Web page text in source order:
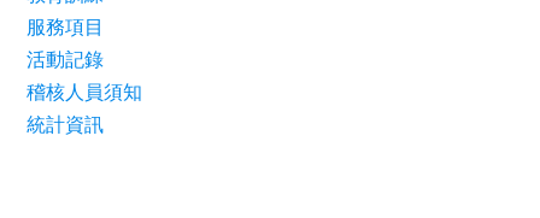
服務項目
活動記錄
稽核人員須知
統計資訊